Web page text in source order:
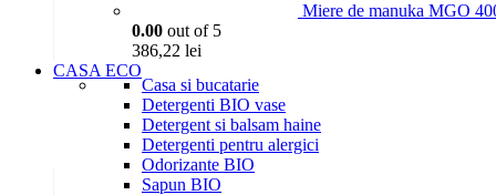
Miere de manuka MGO
0.00 out of 5
386,22 lei
CASA ECO
Casa si bucatarie
Detergenti BIO vase
Detergent si balsam haine
Detergenti pentru alergici
Odorizante BIO
Sapun BIO